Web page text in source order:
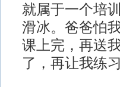
就属于一个培
滑冰。爸爸怕
课上完，再送
了，再让我练